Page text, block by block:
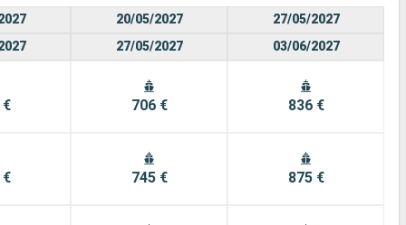
€
€
20/05/2027
27/05/2027
706 €
745 €
27/05/2027
03/06/2027
836 €
875 €